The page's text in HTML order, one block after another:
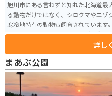
旭川市にある言わずと知れた北海道最
る動物だけではなく、シロクマやエゾ
寒冷地特有の動物も飼育されています
いけませんが、退屈しないほどの動物
詳し
まあぶ公園